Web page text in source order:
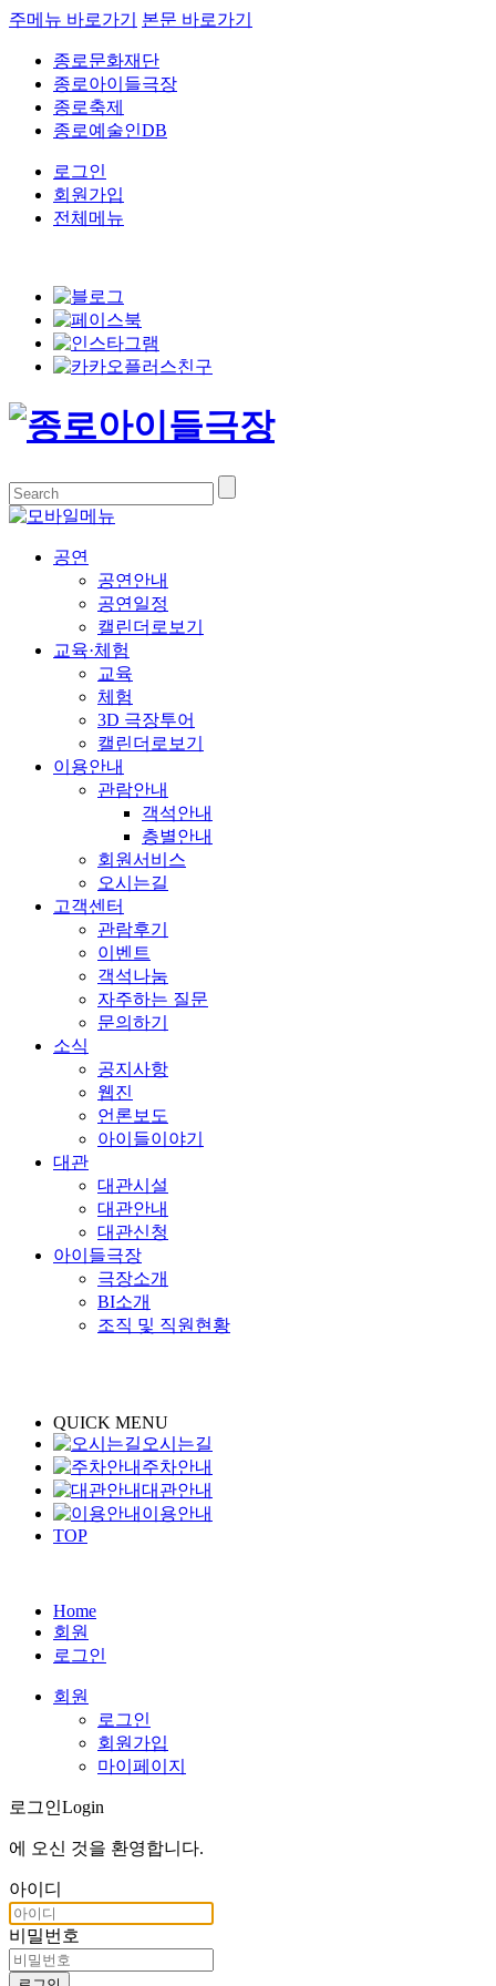
주메뉴 바로가기 본문 바로가기
종로문화재단
종로아이들극장
종로축제
종로예술인DB
로그인
회원가입
전체메뉴
공연
공연안내
공연일정
캘린더로보기
교육·체험
교육
체험
3D 극장투어
캘린더로보기
이용안내
관람안내
객석안내
층별안내
회원서비스
오시는길
고객센터
관람후기
이벤트
객석나눔
자주하는 질문
문의하기
소식
공지사항
웹진
언론보도
아이들이야기
대관
대관시설
대관안내
대관신청
아이들극장
극장소개
BI소개
조직 및 직원현황
QUICK MENU
오시는길
주차안내
대관안내
이용안내
TOP
Home
회원
로그인
회원
로그인
회원가입
마이페이지
로그인Login
에 오신 것을 환영합니다.
아이디
비밀번호